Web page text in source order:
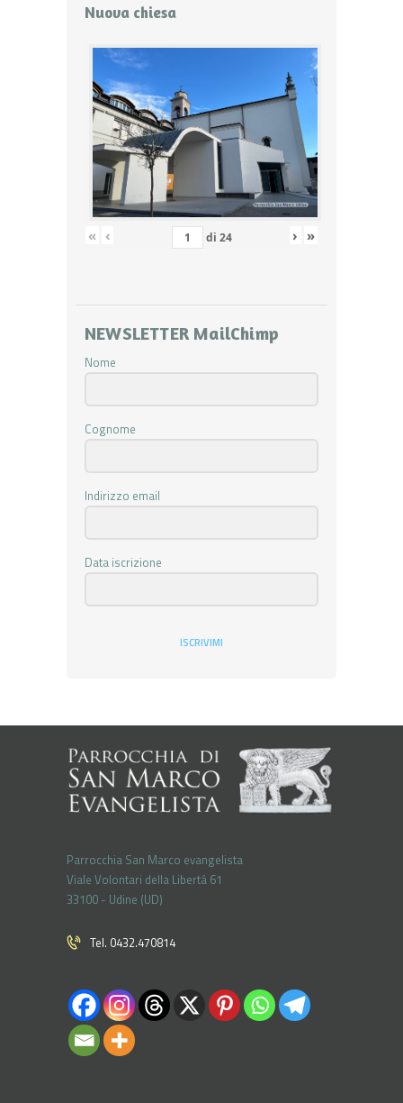
Nuova chiesa
« ‹ di 24 › »
NEWSLETTER MailChimp
Nome
Cognome
Indirizzo email
Data iscrizione
ISCRIVIMI
Parrocchia San Marco evangelista
Viale Volontari della Libertá 61
33100 - Udine (UD)
Tel. 0432.470814